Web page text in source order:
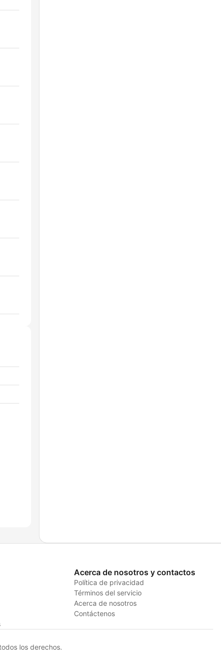
Acerca de nosotros y contactos
Política de privacidad
Términos del servicio
Acerca de nosotros
Contáctenos
los derechos.